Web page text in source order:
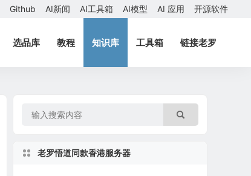
Github AI新闻 AI工具箱 AI模型 AI 应用 开源软件
选品库 教程 知识库 工具箱 链接老罗
老罗悟道同款香港服务器